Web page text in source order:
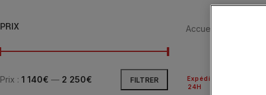
PRIX
FILTRER
Prix : 1 140€ — 2 250€
Accueil
24H
Expédié